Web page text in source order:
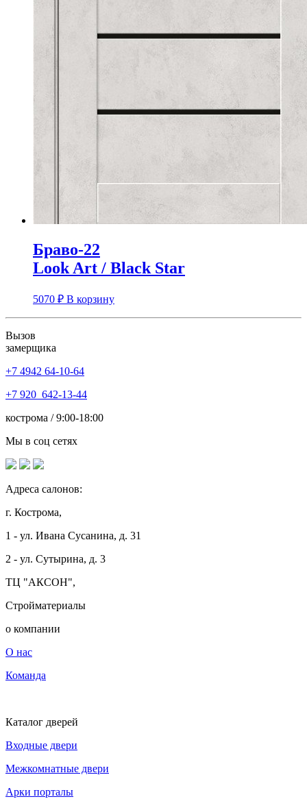
Браво-22
Look Art / Black Star
5070 ₽ В корзину
Вызов
замерщика
+7 4942 64-10-64
+7 920 642-13-44
кострома / 9:00-18:00
Мы в соц сетях
Адреса салонов:
г. Кострома,
1 - ул. Ивана Сусанина, д. 31
2 - ул. Сутырина, д. 3
ТЦ "АКСОН",
Стройматериалы
о компании
О нас
Команда
Каталог дверей
Входные двери
Межкомнатные двери
Арки порталы